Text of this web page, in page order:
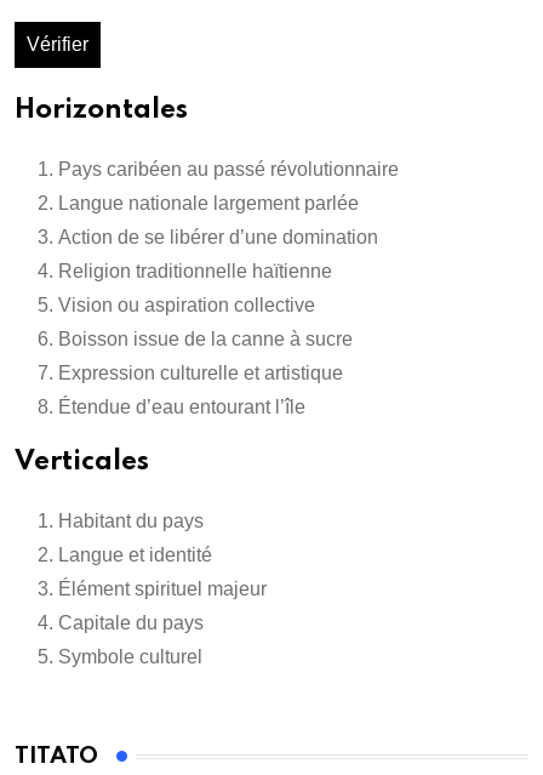
Vérifier
Horizontales
Pays caribéen au passé révolutionnaire
Langue nationale largement parlée
Action de se libérer d’une domination
Religion traditionnelle haïtienne
Vision ou aspiration collective
Boisson issue de la canne à sucre
Expression culturelle et artistique
Étendue d’eau entourant l’île
Verticales
Habitant du pays
Langue et identité
Élément spirituel majeur
Capitale du pays
Symbole culturel
TITATO